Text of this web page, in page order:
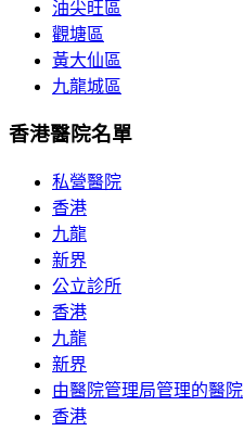
油尖旺區
觀塘區
黃大仙區
九龍城區
香港醫院名單
私營醫院
香港
九龍
新界
公立診所
香港
九龍
新界
由醫院管理局管理的醫院
香港